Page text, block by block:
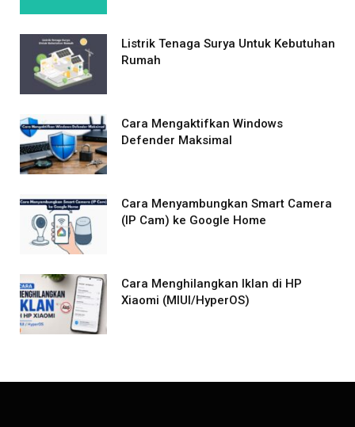
Listrik Tenaga Surya Untuk Kebutuhan
Rumah
Cara Mengaktifkan Windows
Defender Maksimal
Cara Menyambungkan Smart Camera
(IP Cam) ke Google Home
Cara Menghilangkan Iklan di HP
Xiaomi (MIUI/HyperOS)